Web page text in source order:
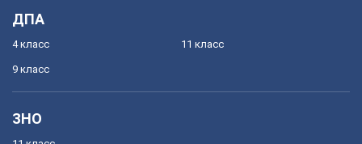
ДПА
4 класс
9 класс
11 класс
ЗНО